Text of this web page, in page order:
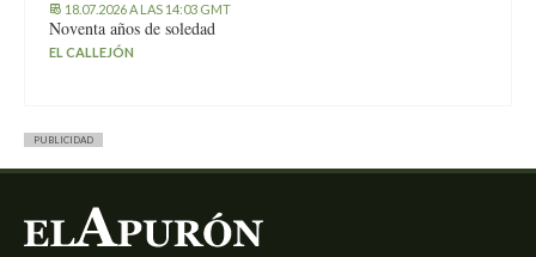
18.07.2026 A LAS 14:03 GMT
Noventa años de soledad
EL CALLEJÓN
PUBLICIDAD